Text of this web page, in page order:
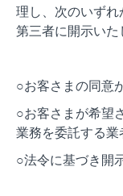
理し、次のいず
第三者に開示いた
○お客さまの同意
○お客さまが希望
業務を委託する
○法令に基づき開